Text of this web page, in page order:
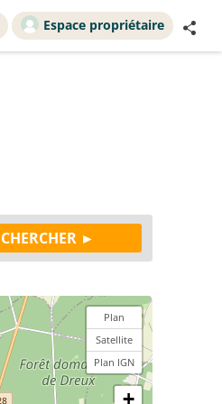
Espace propriétaire
Plan
Satellite
Plan IGN
+